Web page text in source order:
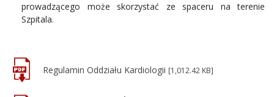
prowadzącego może skorzystać ze spaceru na terenie
Szpitala.
Regulamin Oddziału Kardiologii [1,012.42 KB]